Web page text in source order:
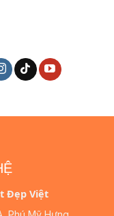
Đẹp Việt